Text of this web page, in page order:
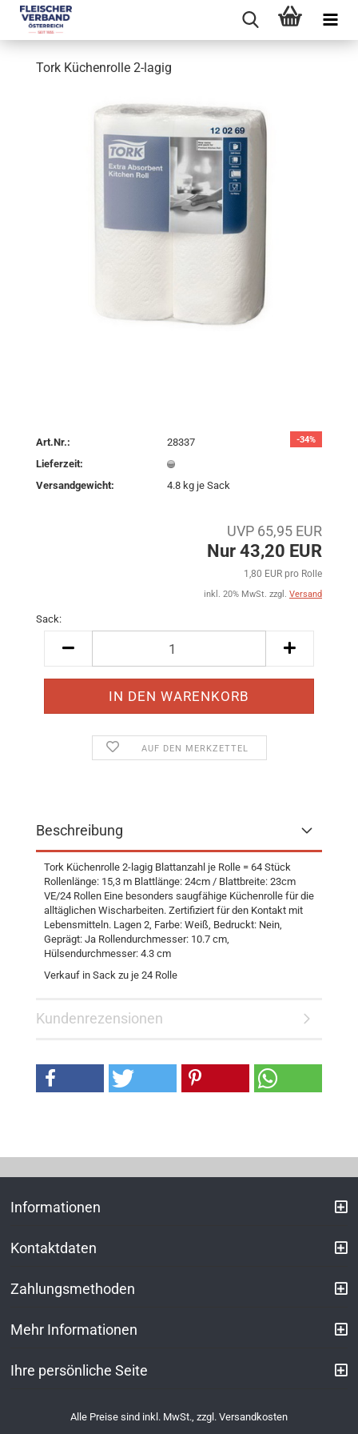
Tork Küchenrolle 2-lagig
-34%
Art.Nr.:
28337
Lieferzeit:
Versandgewicht:
4.8 kg je Sack
UVP 65,95 EUR
Nur 43,20 EUR
1,80 EUR pro Rolle
inkl. 20% MwSt. zzgl. Versand
Sack:
AUF DEN MERKZETTEL
Beschreibung
Tork Küchenrolle 2-lagig Blattanzahl je Rolle = 64 Stück
Rollenlänge: 15,3 m Blattlänge: 24cm / Blattbreite: 23cm
VE/24 Rollen Eine besonders saugfähige Küchenrolle für die
alltäglichen Wischarbeiten. Zertifiziert für den Kontakt mit
Lebensmitteln. Lagen 2, Farbe: Weiß, Bedruckt: Nein,
Geprägt: Ja Rollendurchmesser: 10.7 cm,
Hülsendurchmesser: 4.3 cm
Verkauf in Sack zu je 24 Rolle
Kundenrezensionen
Informationen
Kontaktdaten
Zahlungsmethoden
Mehr Informationen
Ihre persönliche Seite
Alle Preise sind inkl. MwSt., zzgl. Versandkosten